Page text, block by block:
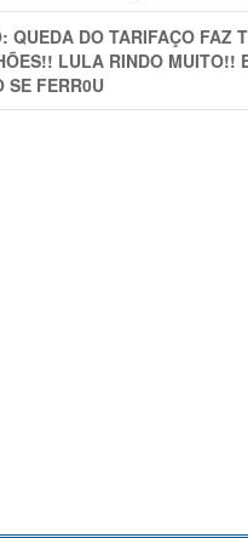
QUEDA DO TARIFAÇO FAZ
LULA RINDO MUITO!!
SE FERR0U